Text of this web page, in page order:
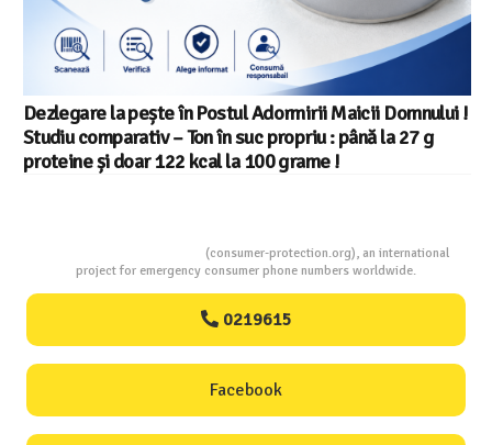
Salariul minim in Europa in 2026 – Romania pe locul 20
din 22 in UE
(consumer-protection.org), an international
project for emergency consumer phone numbers worldwide.
0219615
Facebook